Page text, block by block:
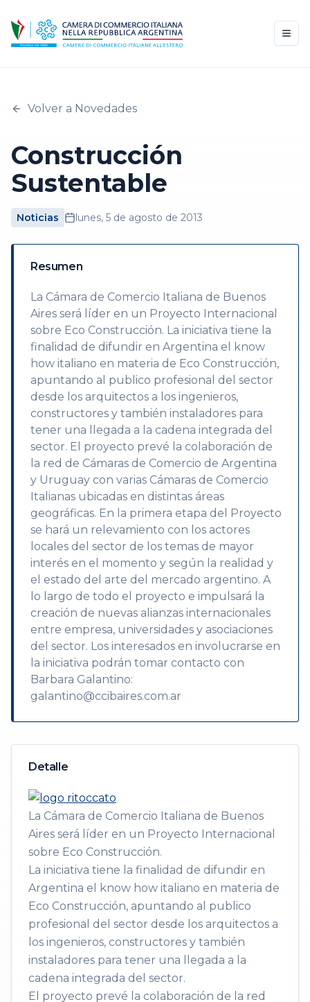
Volver a Novedades
Construcción
Sustentable
Noticias lunes, 5 de agosto de 2013
Resumen
La Cámara de Comercio Italiana de Buenos
Aires será líder en un Proyecto Internacional
sobre Eco Construcción. La iniciativa tiene la
finalidad de difundir en Argentina el know
how italiano en materia de Eco Construcción,
apuntando al publico profesional del sector
desde los arquitectos a los ingenieros,
constructores y también instaladores para
tener una llegada a la cadena integrada del
sector. El proyecto prevé la colaboración de
la red de Cámaras de Comercio de Argentina
y Uruguay con varias Cámaras de Comercio
Italianas ubicadas en distintas áreas
geográficas. En la primera etapa del Proyecto
se hará un relevamiento con los actores
locales del sector de los temas de mayor
interés en el momento y según la realidad y
el estado del arte del mercado argentino. A
lo largo de todo el proyecto e impulsará la
creación de nuevas alianzas internacionales
entre empresa, universidades y asociaciones
del sector. Los interesados en involucrarse en
la iniciativa podrán tomar contacto con
Barbara Galantino:
galantino@ccibaires.com.ar
Detalle
La Cámara de Comercio Italiana de Buenos
Aires será líder en un Proyecto Internacional
sobre Eco Construcción.
La iniciativa tiene la finalidad de difundir en
Argentina el know how italiano en materia de
Eco Construcción, apuntando al publico
profesional del sector desde los arquitectos a
los ingenieros, constructores y también
instaladores para tener una llegada a la
cadena integrada del sector.
El proyecto prevé la colaboración de la red